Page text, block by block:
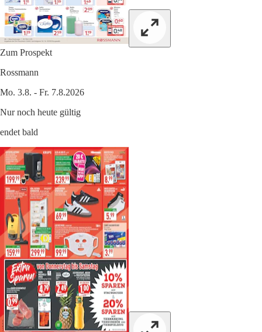
Zum Prospekt
Rossmann
Mo. 3.8. - Fr. 7.8.2026
Nur noch heute gültig
endet bald